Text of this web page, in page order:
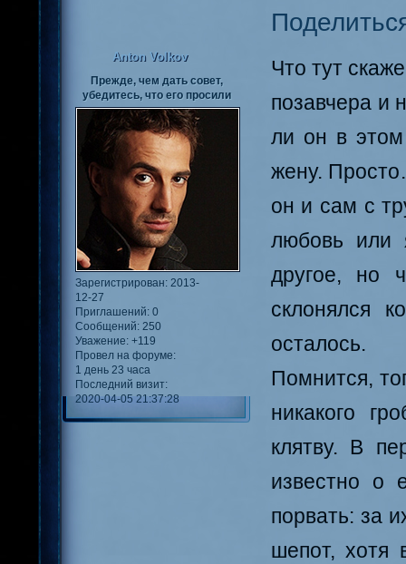
Anton Volkov
Прежде, чем дать совет,
убедитесь, что его просили
Зарегистрирован: 2013-
12-27
Приглашений: 0
Сообщений: 250
Уважение: +119
Провел на форуме:
1 день 23 часа
Последний визит:
2020-04-05 21:37:28
Что тут
позавчера и
ли он в
жену.
он и сам с
любовь или
другое, но
склонялся
осталось.
Помнится,
никакого
клятву. В
известно о
порвать: за
шепот, хотя